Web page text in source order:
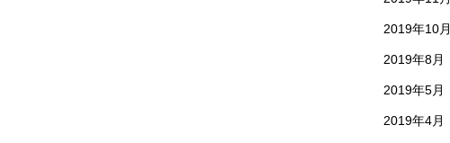
2019年10月
2019年8月
2019年5月
2019年4月